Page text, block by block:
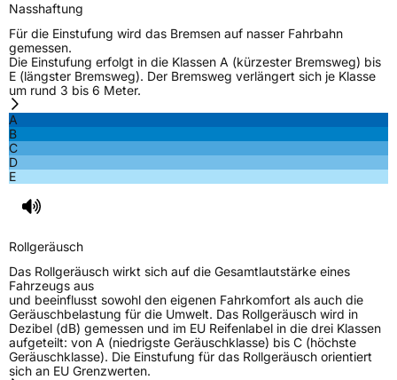
Rollgeräusch (dB)
69
Fahrzeugklasse
3PMSF / Schneeflockensymbol / Alpine-Symbol
Allgemeine Produktsicherheit (GPSR)
Herstellerkontakt
Nasshaftung
Für die Einstufung wird das Bremsen auf nasser Fahrbahn
gemessen.
Die Einstufung erfolgt in die Klassen A (kürzester Bremsweg) bis
E (längster Bremsweg). Der Bremsweg verlängert sich je Klasse
um rund 3 bis 6 Meter.
A
B
C
D
E
Rollgeräusch
Das Rollgeräusch wirkt sich auf die Gesamtlautstärke eines
Fahrzeugs aus
und beeinflusst sowohl den eigenen Fahrkomfort als auch die
Geräuschbelastung für die Umwelt. Das Rollgeräusch wird in
Dezibel (dB) gemessen und im EU Reifenlabel in die drei Klassen
aufgeteilt: von A (niedrigste Geräuschklasse) bis C (höchste
Geräuschklasse). Die Einstufung für das Rollgeräusch orientiert
sich an EU Grenzwerten.